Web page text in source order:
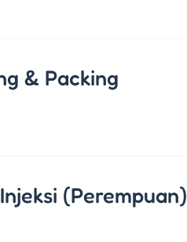
& Packing
(Perempuan)